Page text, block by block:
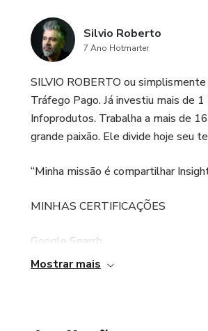
Silvio Roberto
7 Ano Hotmarter
SILVIO ROBERTO ou
Tráfego Pago. Já investiu mais de
Infoprodutos. Trabalha a mais de
grande paixão. Ele divide hoje seu
“Minha missão é compartilhar
MINHAS CERTIFICAÇÕES
Google Search
Mostrar mais